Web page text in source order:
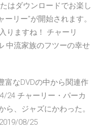
はダウンロードでお楽し
リー”が開始されます。
りますね！ チャーリ
中流家族のフツーの幸せ
富なDVDの中から関連作
24 チャーリー・パーカ
、ジャズにかわった。
08/25